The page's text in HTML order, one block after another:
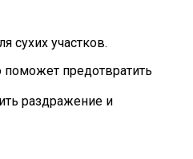
сухих участков.
предотвратить
раздражение и